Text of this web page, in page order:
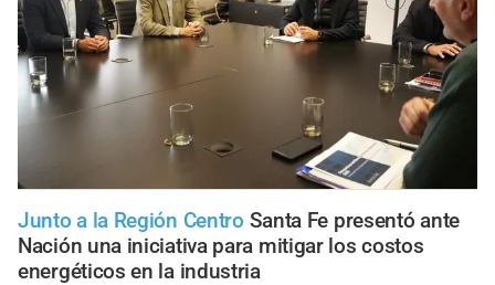
Junto a la Región Centro Santa Fe presentó ante
Nación una iniciativa para mitigar los costos
energéticos en la industria